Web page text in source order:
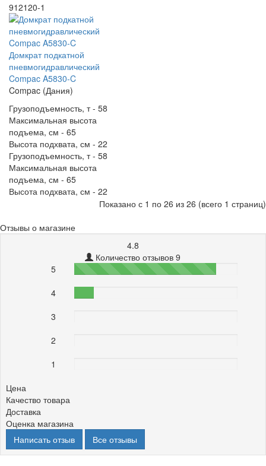
912120-1
Домкрат подкатной
пневмогидравлический
Compac A5830-C
Compac (Дания)
Грузоподъемность, т - 58
Максимальная высота
подъема, см - 65
Высота подхвата, см - 22
Грузоподъемность, т - 58
Максимальная высота
подъема, см - 65
Высота подхвата, см - 22
Показано с 1 по 26 из 26 (всего 1 страниц)
Отзывы о магазине
4.8
Количество отзывов 9
5
87%
4
3
2
1
Цена
Качество товара
Доставка
Оценка магазина
Написать отзыв
Все отзывы